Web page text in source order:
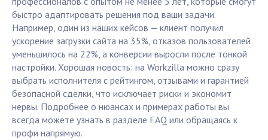
быстро адаптировать решения под ваши задачи.
Например, один из наших кейсов — клиент получил
ускорение загрузки сайта на 35%, отказов пользователей
уменьшилось на 22%, а конверсии выросли после тонкой
настройки. Хорошая новость: на Workzilla можно сразу
выбрать исполнителя с рейтингом, отзывами и гарантией
безопасной сделки, что исключает риски и экономит
нервы. Подробнее о нюансах и примерах работы вы
всегда можете узнать в разделе FAQ или обращаясь к
профи напрямую.